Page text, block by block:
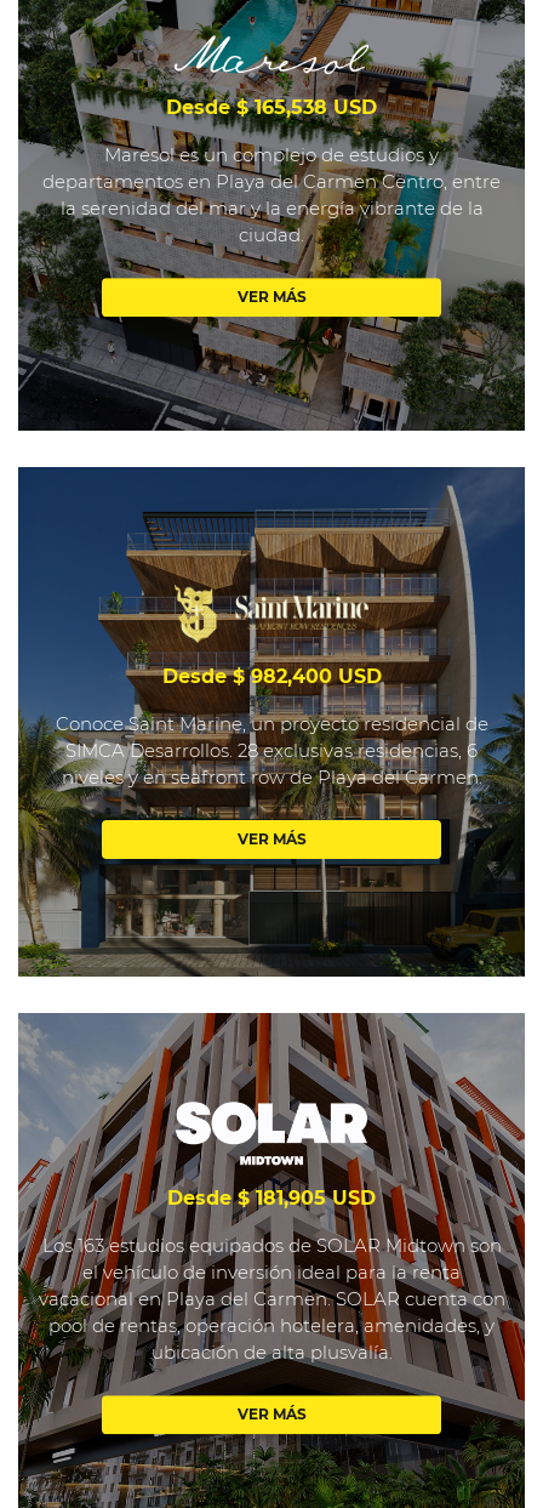
Desde $ 165,538 USD
Maresol es un complejo de estudios y
departamentos en Playa del Carmen Centro, entre
la serenidad del mar y la energía vibrante de la
ciudad.
VER MÁS
Desde $ 982,400 USD
Conoce Saint Marine, un proyecto residencial de
SIMCA Desarrollos. 28 exclusivas residencias, 6
niveles y en seafront row de Playa del Carmen.
VER MÁS
Desde $ 181,905 USD
Los 163 estudios equipados de SOLAR Midtown son
el vehículo de inversión ideal para la renta
vacacional en Playa del Carmen. SOLAR cuenta con
pool de rentas, operación hotelera, amenidades, y
ubicación de alta plusvalía.
VER MÁS